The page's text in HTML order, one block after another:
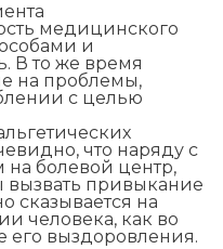
медицинского
и
В то же время
на проблемы,
с целью
что наряду с
болевой центр,
вызвать привыкание
сказывается на
человека, как во
его выздоровления.